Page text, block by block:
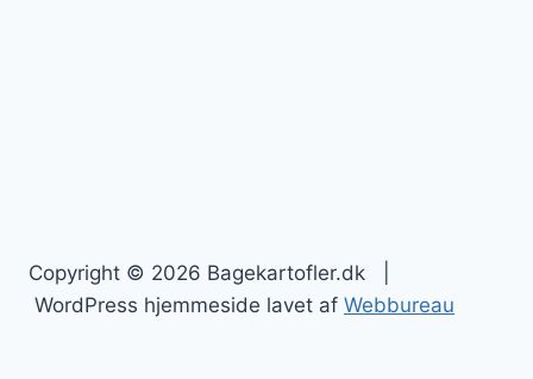
Copyright © 2026 Bagekartofler.dk |
WordPress hjemmeside lavet af Webbureau